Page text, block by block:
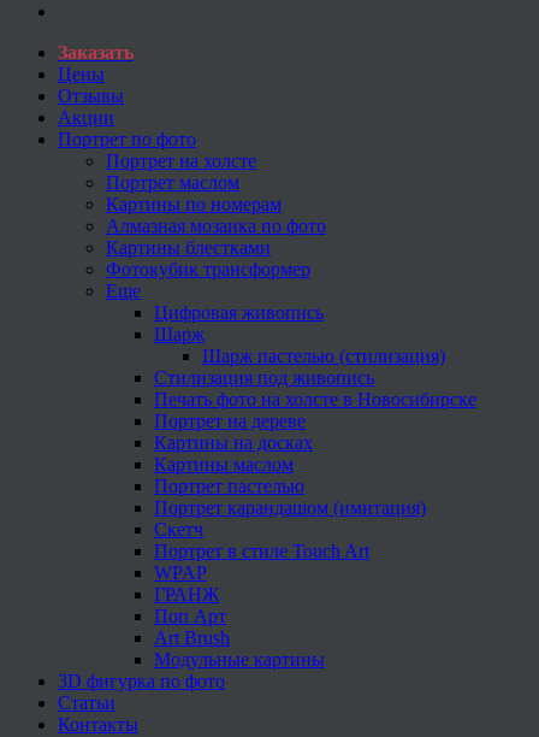
Заказать
Цены
Отзывы
Акции
Портрет по фото
Портрет на холсте
Портрет маслом
Картины по номерам
Алмазная мозаика по фото
Картины блестками
Фотокубик трансформер
Еще
Цифровая живопись
Шарж
Шарж пастелью (стилизация)
Стилизация под живопись
Печать фото на холсте в Новосибирске
Портрет на дереве
Картины на досках
Картины маслом
Портрет пастелью
Портрет карандашом (имитация)
Скетч
Портрет в стиле Touch Art
WPAP
ГРАНЖ
Поп Арт
Art Brush
Модульные картины
3D фигурка по фото
Статьи
Контакты